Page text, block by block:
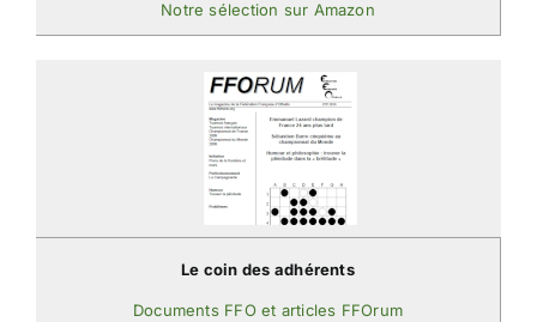
Notre sélection sur Amazon
Le coin des adhérents
Documents FFO et articles FFOrum